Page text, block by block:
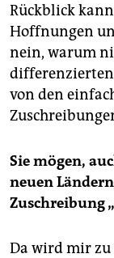
Rückblick
Hoffnungen
nein, warum
von den
Sie mögen,
neuen
Zuschreibung
Da wird mir zu